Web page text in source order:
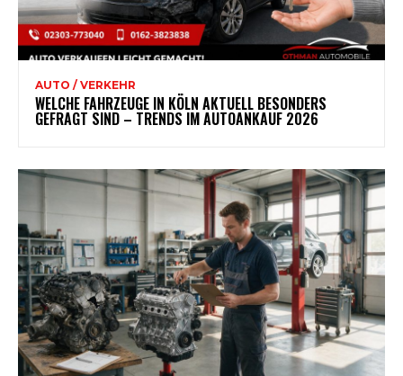
AUTO / VERKEHR
WELCHE FAHRZEUGE IN KÖLN AKTUELL BESONDERS
GEFRAGT SIND – TRENDS IM AUTOANKAUF 2026